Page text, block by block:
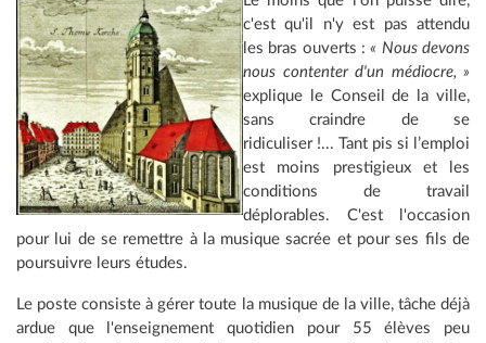
c'est qu'il n'y est pas attendu
les bras ouverts :« Nous devons
nous contenter d'un médiocre, »
explique le Conseil de la ville,
sans craindre de se
ridiculiser !... Tant pis si l’emploi
est moins prestigieux et les
conditions de travail
déplorables. C'est l'occasion
pour lui de se remettre à la musique sacrée et pour ses fils de
poursuivre leurs études.
Le poste consiste à gérer toute la musique de la ville, tâche déjà
ardue que l'enseignement quotidien pour 55 élèves peu